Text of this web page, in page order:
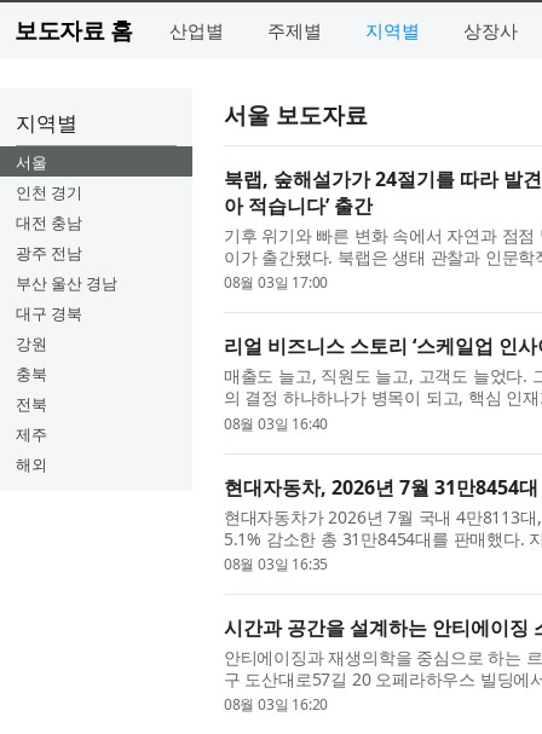
보도자료 홈 산업별 주제별 지역별 상장사
지역별
서울
인천 경기
대전 충남
광주 전남
부산 울산 경남
대구 경북
강원
충북
전북
제주
해외
서울 보도자료
북랩, 숲해설가가 24절기를 따라 발
아 적습니다’ 출간
기후 위기와 빠른 변화 속에서 자연과 점
이가 출간됐다. 북랩은 생태 관찰과 인문
적습니다’를 펴냈다. 이 책은 2025년 한 해
08월 03일 17:00
리얼 비즈니스 스토리 ‘스케일업 인사
매출도 늘고, 직원도 늘고, 고객도 늘었다.
의 결정 하나하나가 병목이 되고, 핵심 인
라진다. 뛰어난 제품력과 구성원의 열정으
08월 03일 16:40
현대자동차, 2026년 7월 31만8454
현대자동차가 2026년 7월 국내 4만8113
5.1% 감소한 총 31만8454대를 판매했다.
며, 해외 판매는 3.2% 감소한 것으로 집계
08월 03일 16:35
시간과 공간을 설계하는 안티에이징
안티에이징과 재생의학을 중심으로 하는
구 도산대로57길 20 오페라하우스 빌딩에
문화예술계 인사를 초청해 개원식을 열고
08월 03일 16:20